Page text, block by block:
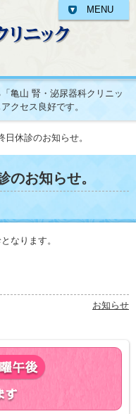
亀山 腎・泌尿器科クリニッ
クセス良好です。
休診のお知らせ。
のお知らせ。
なります。
お知らせ
MENU